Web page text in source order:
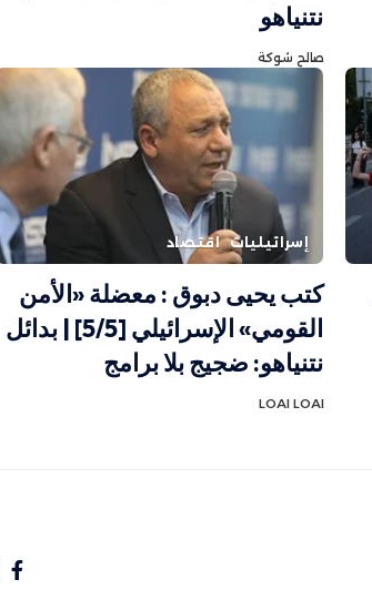
نتنياهو
صالح شوكة
إسرائيليات اقتصاد
كتب يحيى دبوق : معضلة «الأمن
القومي» الإسرائيلي [5/5] | بدائل
نتنياهو: ضجيج بلا برامج
LOAI LOAI